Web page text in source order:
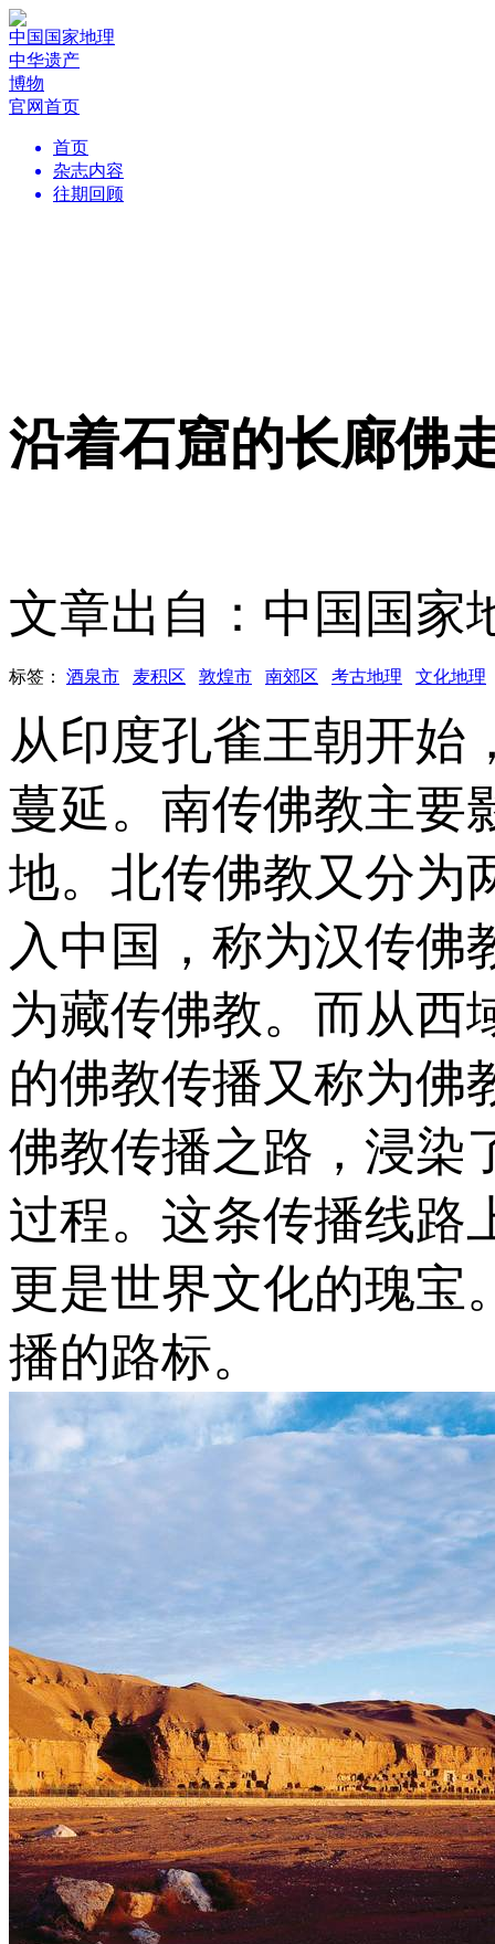
中国国家地理
中华遗产
博物
官网首页
首页
杂志内容
往期回顾
沿着石窟的长廊佛
文章出自：中国国家
标签： 酒泉市 麦积区 敦煌市 南郊区 考古地理 文化地理
从印度孔雀王朝开始
蔓延。南传佛教主要
地。北传佛教又分为
入中国，称为汉传佛
为藏传佛教。而从西
的佛教传播又称为佛
佛教传播之路，浸染
过程。这条传播线路
更是世界文化的瑰宝
播的路标。